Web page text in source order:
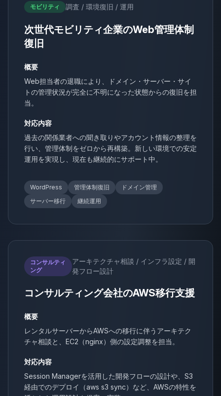
モビリティ 調査 / 環境復旧 / 運用
次世代モビリティ企業のWeb管理体制
復旧
概要
Web担当者の退職により、ドメイン・サーバー・サイ
トの管理状況が完全に不明になった状態からの復旧を担
当。
対応内容
過去の関係業者への聞き取りやアカウント情報の整理を
行い、管理体制をゼロから再構築。新しい環境での安定
運用を実現し、現在も継続的にサポート中。
WordPress 管理体制復旧
ドメイン管理
サーバー移行
継続運用
コンサルティ
ング
アーキテクチャ相談 / インフラ設定 / 開
発フロー設計
コンサルティング会社のAWS移行支援
概要
レンタルサーバーからAWSへの移行に伴うアーキテク
チャ相談と、EC2（nginx）側の設定調整を担当。
対応内容
Session Managerを活用した開発フローの設計や、S3
経由でのデプロイ（aws s3 sync）など、AWSの特性を